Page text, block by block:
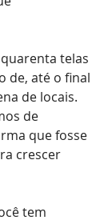
telas
de, até o final
de locais.
de
que fosse
crescer
tem